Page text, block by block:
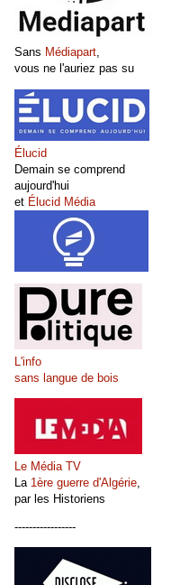
Sans Médiapart,
vous ne l'auriez pas su
Élucid
Demain se comprend
aujourd'hui
et Élucid Média
L'info
sans langue de bois
Le Média TV
La 1ère guerre d'Algérie
par les Historiens
-----------------